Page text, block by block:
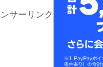
サーリンク